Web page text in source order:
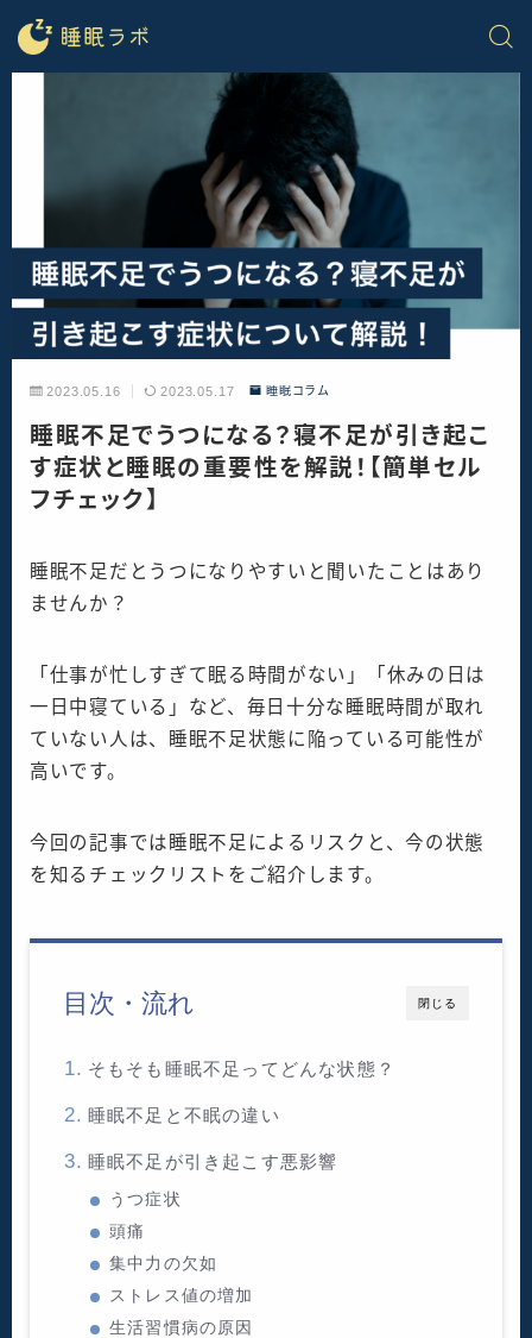
2023.05.16 2023.05.17 睡眠コラム
睡眠不足でうつになる？寝不足が引き起こ
す症状と睡眠の重要性を解説！【簡単セル
フチェック】
睡眠不足だとうつになりやすいと聞いたことはあり
ませんか？
「仕事が忙しすぎて眠る時間がない」「休みの日は
一日中寝ている」など、毎日十分な睡眠時間が取れ
ていない人は、睡眠不足状態に陥っている可能性が
高いです。
今回の記事では睡眠不足によるリスクと、今の状態
を知るチェックリストをご紹介します。
閉じる
目次・流れ
そもそも睡眠不足ってどんな状態？
睡眠不足と不眠の違い
睡眠不足が引き起こす悪影響
うつ症状
頭痛
集中力の欠如
ストレス値の増加
生活習慣病の原因